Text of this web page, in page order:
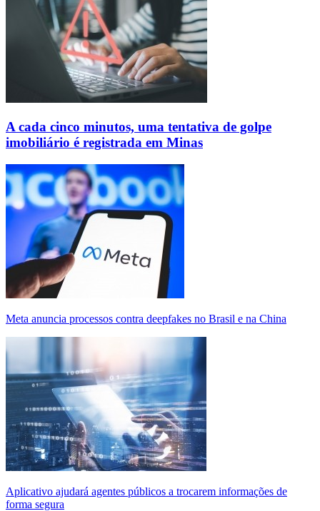
A cada cinco minutos, uma tentativa de golpe
imobiliário é registrada em Minas
Meta anuncia processos contra deepfakes no Brasil e na China
Aplicativo ajudará agentes públicos a trocarem informações de
forma segura